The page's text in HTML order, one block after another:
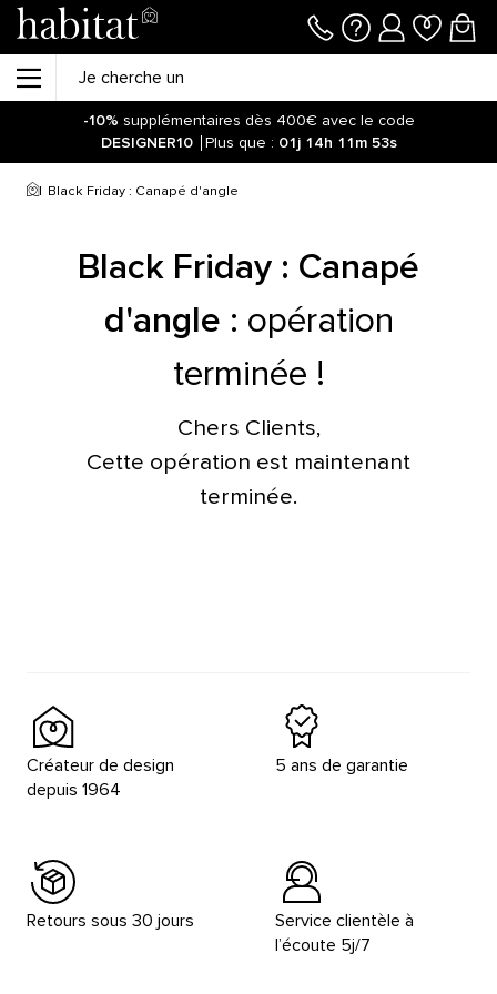
-10% supplémentaires dès 400€ avec le code
DESIGNER10
Plus que : 01j 14h 11m 53s
Soyez informé de la réouverture des ventes sur notre site !
Cliquez ici.
Black Friday : Canapé d'angle
Black Friday : Canapé
d'angle : opération
terminée !
Chers Clients,
Cette opération est maintenant
terminée.
Créateur de design
depuis 1964
5 ans de garantie
Retours sous 30 jours
Service clientèle à
l’écoute 5j/7